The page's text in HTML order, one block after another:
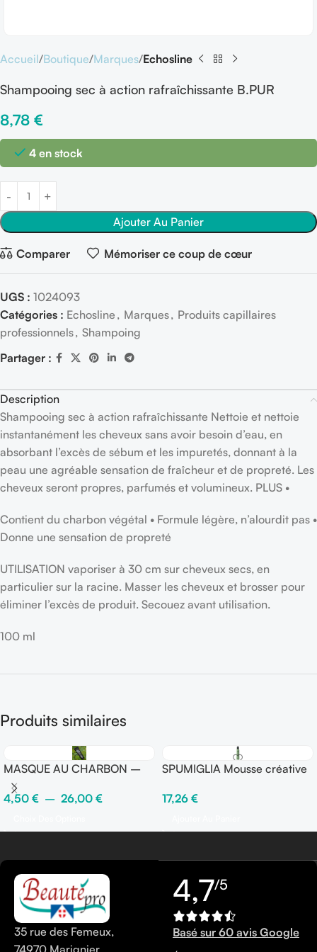
Accueil Boutique Marques Echosline
Shampooing sec à action rafraîchissante B.PUR
8,78 €
4 en stock
Ajouter Au Panier
Comparer Mémoriser ce coup de cœur
UGS : 1024093
Catégories : Echosline , Marques, Produits capillaires
professionnels, Shampoing
Partager :
Description
Shampooing sec à action rafraîchissante Nettoie et nettoie
instantanément les cheveux sans avoir besoin d’eau, en
absorbant l’excès de sébum et les impuretés, donnant à la
peau une agréable sensation de fraîcheur et de propreté. Les
cheveux seront propres, parfumés et volumineux. PLUS •
Contient du charbon végétal • Formule légère, n’alourdit pas •
Donne une sensation de propreté
UTILISATION vaporiser à 30 cm sur cheveux secs, en
particulier sur la racine. Masser les cheveux et brosser pour
éliminer l’excès de produit. Secouez avant utilisation.
100 ml
Produits similaires
MASQUE AU CHARBON –
KARBON
4,50 € – 26,00 €
SPUMIGLIA Mousse créative
●●●●○
17,26 €
35 rue des Femeux,
4,7/5
Basé sur 60 avis Google